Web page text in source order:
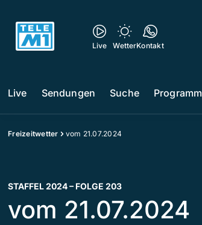
Live WetterKontakt
Live Sendungen Suche Programm
Freizeitwetter vom 21.07.2024
STAFFEL 2024 – FOLGE 203
vom 21.07.2024